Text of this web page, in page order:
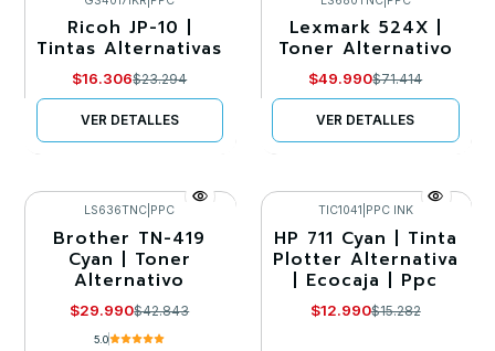
-30%
Ricoh JP-10 |
Tintas Alternativas
$16.306$23.294
VER DETALLES
-30%
Lexmark 524X |
Toner Alternativo
$49.990$71.414
VER DETALLES
-30%
LS636TNC PPC
Brother TN-419
Cyan | Toner
Alternativo
$29.990$42.843
5.0
-15%
TIC1041 PPC INK
HP 711 Cyan | Tinta
Plotter Alternativa
| Ecocaja | Ppc
$12.990$15.282